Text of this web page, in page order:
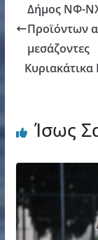
Δήμος ΝΦ-
Προϊόντων
μεσάζοντες
Ίσως